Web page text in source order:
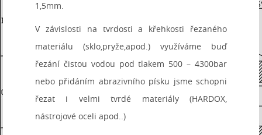
1,5mm.
V závislosti na tvrdosti a křehkosti řezaného
materiálu (sklo,pryže,apod.) využíváme buď
řezání čistou vodou pod tlakem 500 – 4300bar
nebo přidáním abrazivního písku jsme schopni
řezat i velmi tvrdé materiály (HARDOX,
nástrojové oceli apod..)